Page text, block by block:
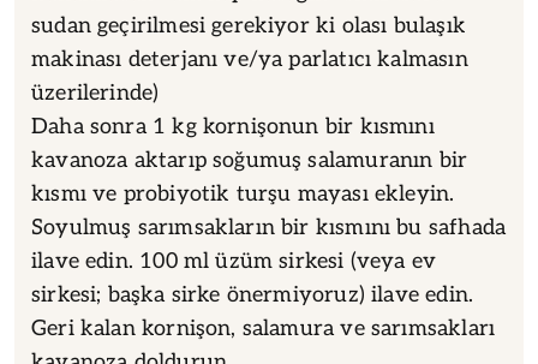
sudan geçirilmesi gerekiyor ki olası bulaşık
makinası deterjanı ve/ya parlatıcı kalmasın
üzerilerinde)
Daha sonra 1 kg kornişonun bir kısmını
kavanoza aktarıp soğumuş salamuranın bir
kısmı ve probiyotik turşu mayası ekleyin.
Soyulmuş sarımsakların bir kısmını bu safhada
ilave edin. 100 ml üzüm sirkesi (veya ev
sirkesi; başka sirke önermiyoruz) ilave edin.
Geri kalan kornişon, salamura ve sarımsakları